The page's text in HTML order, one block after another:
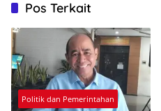
Pos Terkait
Politik dan Pemerintahan